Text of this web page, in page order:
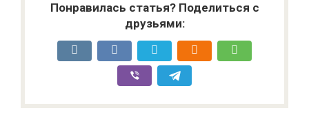
Понравилась статья? Поделиться с
друзьями: